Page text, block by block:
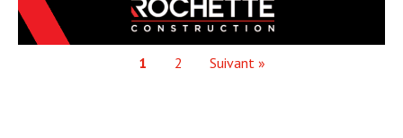
1 2 Suivant »